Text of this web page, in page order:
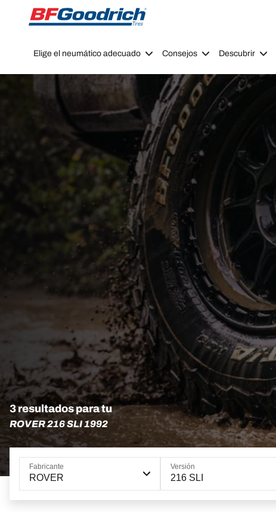
Go to page content
Go to page navigation
Elige el neumático adecuado Consejos Descubrir
3 resultados para tu
ROVER 216 SLI 1992
Fabricante
ROVER
Versión
216 SLI